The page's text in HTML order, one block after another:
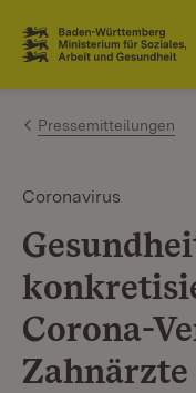
Zum Inhalt
Link zur Startseite
Pressemitteilungen
Coronavirus
Corona-
Zahnärzte